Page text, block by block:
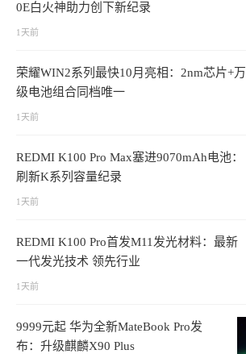
0E白火神助力创下新纪录
1天前
荣耀WIN2系列最快10月亮相：2nm芯片+万
级电池组合同档唯一
1天前
REDMI K100 Pro Max塞进9070mAh电池：
刷新K系列容量纪录
1天前
REDMI K100 Pro首发M11发光材料：最新
一代发光技术 领先行业
1天前
9999元起 华为全新MateBook Pro发
布：升级麒麟X90 Plus